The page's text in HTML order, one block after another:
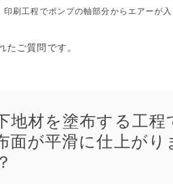
空気駆動ダイヤフラムポンプ
ポンプに賭けた男たち
印刷工程でポンプの軸部分からエアーが
ご質問です。
地材を塗布する工
面が平滑に仕上が